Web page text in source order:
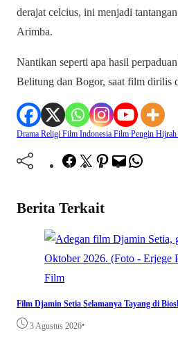
derajat celcius, ini menjadi
Arimba.
Nantikan seperti apa hasil
Belitung dan Bogor, saat film dirilis
Drama Religi Film Indonesia Film Pengin Hijrah
Facebook
TwitterPinterest
Mail
Berita Terkait
Film
Film Djamin Setia Selamanya Tayang di
3 Agustus 2026•